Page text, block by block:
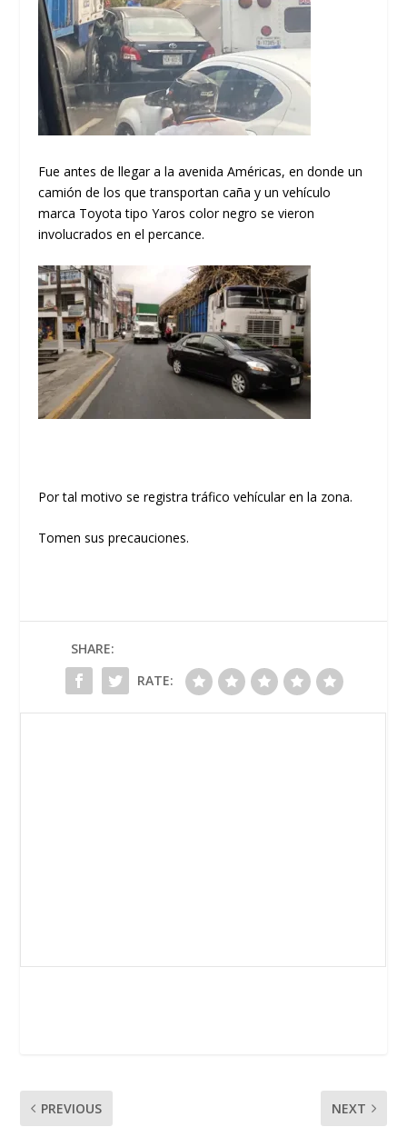
Fue antes de llegar a la avenida Américas, en donde un
camión de los que transportan caña y un vehículo
marca Toyota tipo Yaros color negro se vieron
involucrados en el percance.
Por tal motivo se registra tráfico vehícular en la zona.
Tomen sus precauciones.
SHARE:
RATE:
PREVIOUS NEXT